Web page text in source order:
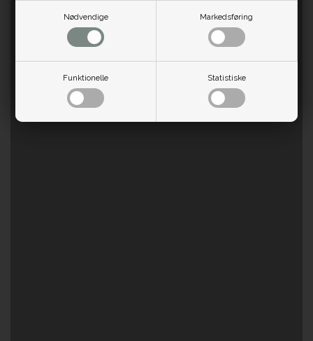
Nødvendige Markedsføring
Funktionelle Statistiske